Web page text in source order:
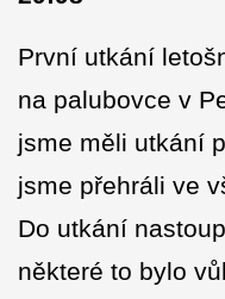
První utkání
na palubovce v
jsme měli utkání
jsme přehráli ve
Do utkání
některé to bylo